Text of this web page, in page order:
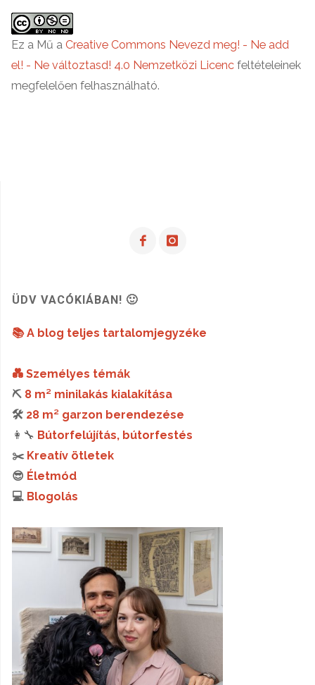
a
lapozása
Ez a Mű a Creative Commons Nevezd meg! - Ne add
el! - Ne változtasd! 4.0 Nemzetközi Licenc feltételeinek
megfelelően felhasználható.
ÜDV VACÓKIÁBAN! 🙂
📚 A blog teljes tartalomjegyzéke
💑 Személyes témák
⛏️ 8 m² minilakás kialakítása
🛠️ 28 m² garzon berendezése
👩‍🔧 Bútorfelújítás, bútorfestés
✂️ Kreatív ötletek
😎 Életmód
💻 Blogolás